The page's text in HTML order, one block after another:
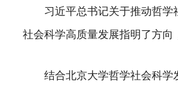
习近平总书记关于推动哲
社会科学高质量发展指明了方向
结合北京大学哲学社会科